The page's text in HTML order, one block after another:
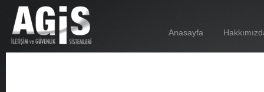
Anasayfa